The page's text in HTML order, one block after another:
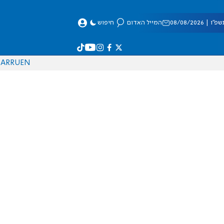
08/2026 המייל האדום חיפוש
EN
RU
AR